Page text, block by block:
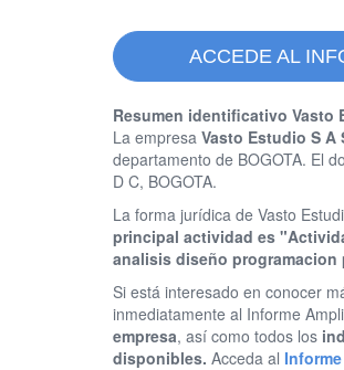
ACCEDE AL
Resumen identificativo Vasto
La empresa Vasto Estudio S A
departamento de BOGOTA. El
D C, BOGOTA.
La forma jurídica de Vasto
principal actividad es
analisis diseño programacion
Si está interesado en conocer
inmediatamente al Informe
empresa, así como todos los
disponibles. Acceda al